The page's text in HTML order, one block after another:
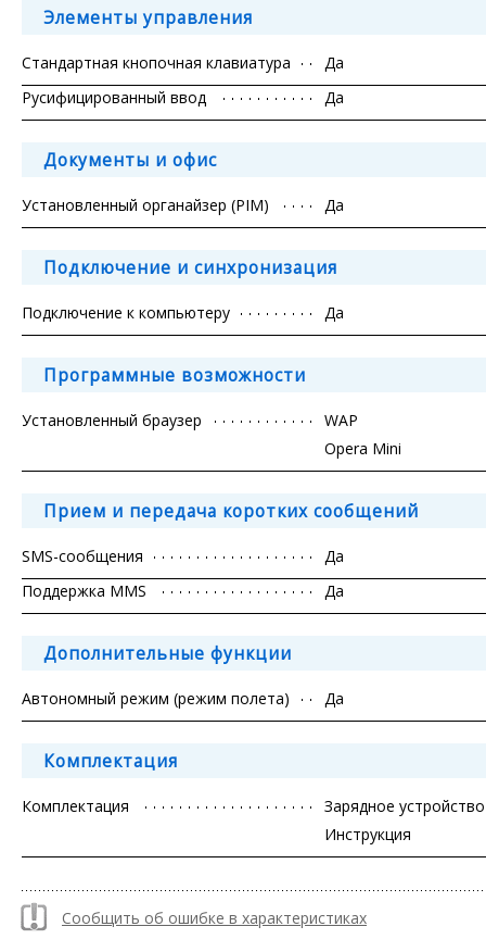
Элементы управления
Стандартная кнопочная клавиатура
Да
Русифицированный ввод
Да
Документы и офис
Установленный органайзер (PIM) Да
Подключение и синхронизация
Подключение к компьютеру Да
Программные возможности
Установленный браузер
WAP
Opera Mini
Прием и передача коротких сообщений
SMS-сообщения
Да
Поддержка MMS
Да
Дополнительные функции
Автономный режим (режим полета) Да
Комплектация
Комплектация
Зарядное устройство
Инструкция
Сообщить об ошибке в характеристиках